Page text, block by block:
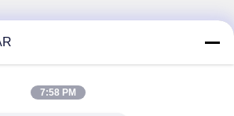
7:58 PM